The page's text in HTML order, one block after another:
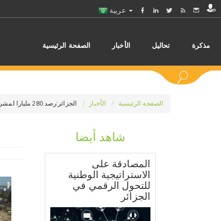
الصفحة الرئيسية الأخبار تحاليل مذكرة
الصفحة الرئيسية الأخبار الجزائر:رصد 280 مليارا لمشروع المدينة الإعلامية “ميديا سيتي”
شاهد أيضا
المصادقة على
الاستراتيجية الوطنية
للتحول الرقمي في
الجزائر